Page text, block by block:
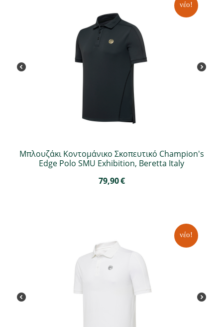
νέο!
Μπλουζάκι Κοντομάνικο Σκοπευτικό Champion's
Edge Polo SMU Exhibition, Beretta Italy
79,90€
νέο!